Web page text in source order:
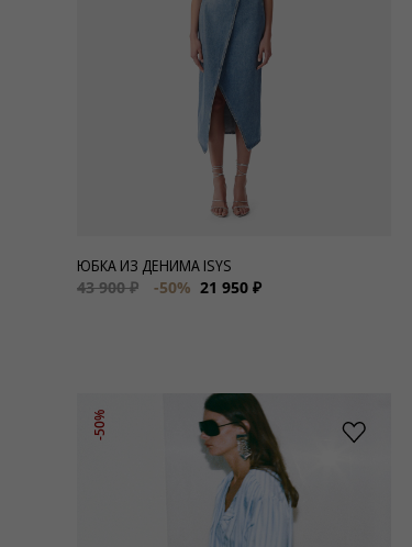
ЮБКА ИЗ ДЕНИМА ISYS
43 900 ₽
-50% 21 950 ₽
-50%